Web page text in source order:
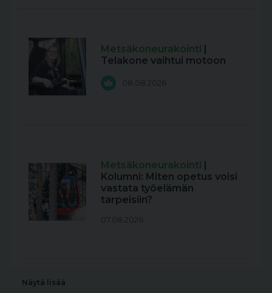
Metsäkoneurakointi |
Telakone vaihtui motoon
08.08.2026
Metsäkoneurakointi |
Kolumni: Miten opetus voisi
vastata työelämän
tarpeisiin?
07.08.2026
Näytä lisää